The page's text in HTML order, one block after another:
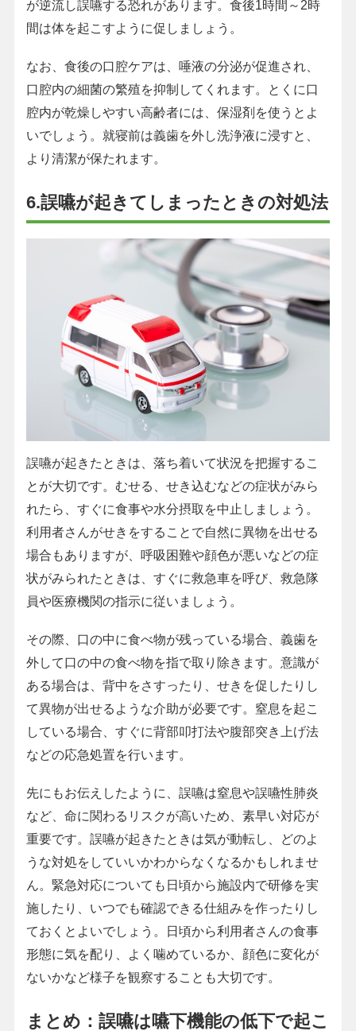
が逆流し誤嚥する恐れがあります。食後1時間～2時
間は体を起こすように促しましょう。
なお、食後の口腔ケアは、唾液の分泌が促進され、
口腔内の細菌の繁殖を抑制してくれます。とくに口
腔内が乾燥しやすい高齢者には、保湿剤を使うとよ
いでしょう。就寝前は義歯を外し洗浄液に浸すと、
より清潔が保たれます。
6.誤嚥が起きてしまったときの対処法
誤嚥が起きたときは、落ち着いて状況を把握するこ
とが大切です。むせる、せき込むなどの症状がみら
れたら、すぐに食事や水分摂取を中止しましょう。
利用者さんがせきをすることで自然に異物を出せる
場合もありますが、呼吸困難や顔色が悪いなどの症
状がみられたときは、すぐに救急車を呼び、救急隊
員や医療機関の指示に従いましょう。
その際、口の中に食べ物が残っている場合、義歯を
外して口の中の食べ物を指で取り除きます。意識が
ある場合は、背中をさすったり、せきを促したりし
て異物が出せるような介助が必要です。窒息を起こ
している場合、すぐに背部叩打法や腹部突き上げ法
などの応急処置を行います。
先にもお伝えしたように、誤嚥は窒息や誤嚥性肺炎
など、命に関わるリスクが高いため、素早い対応が
重要です。誤嚥が起きたときは気が動転し、どのよ
うな対処をしていいかわからなくなるかもしれませ
ん。緊急対応についても日頃から施設内で研修を実
施したり、いつでも確認できる仕組みを作ったりし
ておくとよいでしょう。日頃から利用者さんの食事
形態に気を配り、よく噛めているか、顔色に変化が
ないかなど様子を観察することも大切です。
まとめ：誤嚥は嚥下機能の低下で起こ